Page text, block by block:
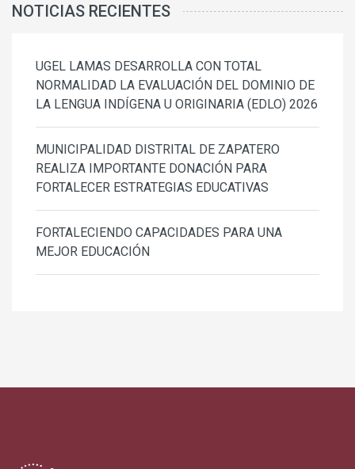
NOTICIAS RECIENTES
UGEL LAMAS DESARROLLA CON TOTAL
NORMALIDAD LA EVALUACIÓN DEL DOMINIO DE
LA LENGUA INDÍGENA U ORIGINARIA (EDLO) 2026
MUNICIPALIDAD DISTRITAL DE ZAPATERO
REALIZA IMPORTANTE DONACIÓN PARA
FORTALECER ESTRATEGIAS EDUCATIVAS
FORTALECIENDO CAPACIDADES PARA UNA
MEJOR EDUCACIÓN